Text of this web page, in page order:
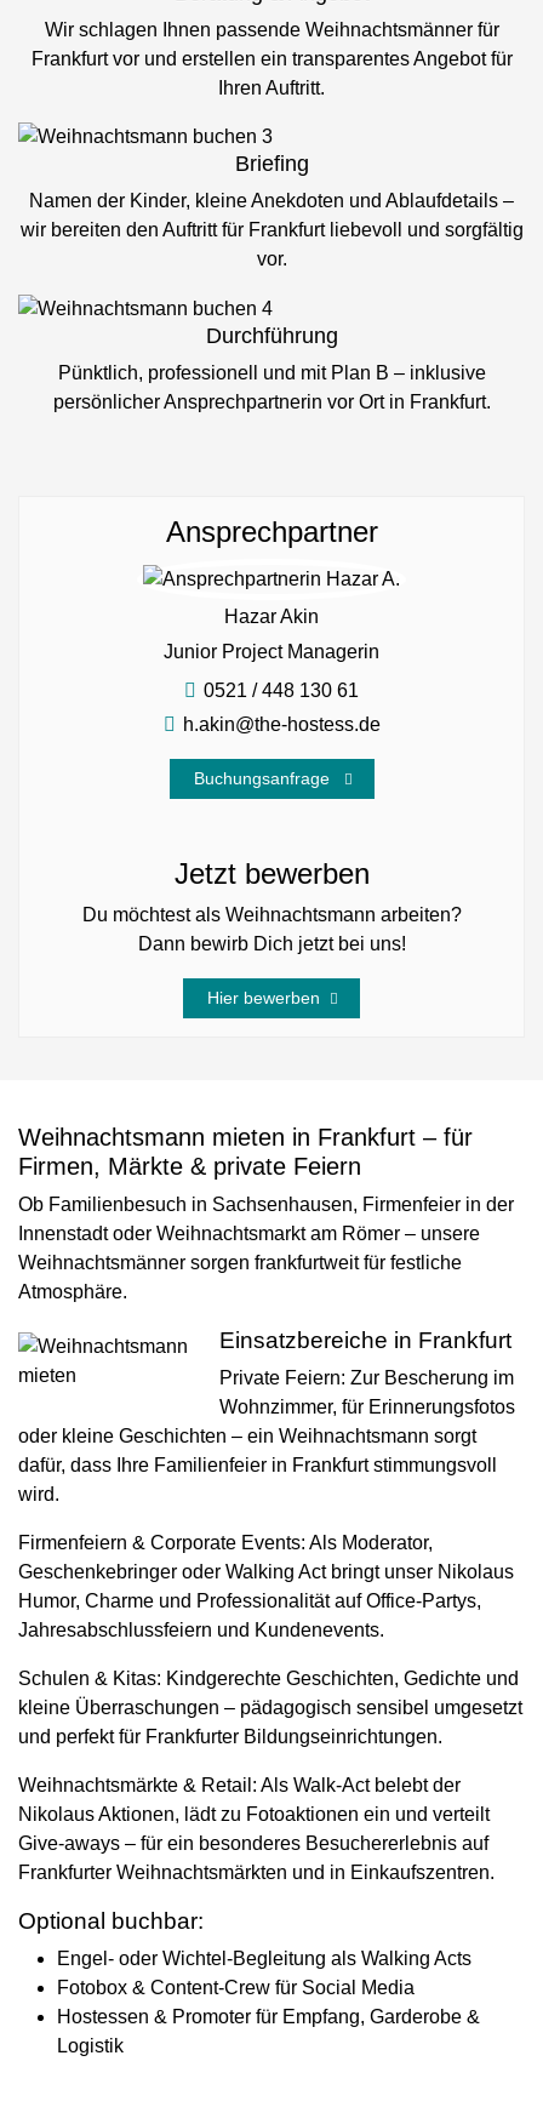
Wir schlagen Ihnen passende Weihnachtsmänner für
Frankfurt vor und erstellen ein transparentes Angebot für
Ihren Auftritt.
Briefing
Namen der Kinder, kleine Anekdoten und Ablaufdetails –
wir bereiten den Auftritt für Frankfurt liebevoll und sorgfältig
vor.
Durchführung
Pünktlich, professionell und mit Plan B – inklusive
persönlicher Ansprechpartnerin vor Ort in Frankfurt.
Ansprechpartner
Hazar Akin
Junior Project Managerin
0521 / 448 130 61
h.akin@the-hostess.de
Buchungsanfrage
Jetzt bewerben
Du möchtest als Weihnachtsmann arbeiten?
Dann bewirb Dich jetzt bei uns!
Hier bewerben
Weihnachtsmann mieten in Frankfurt – für
Firmen, Märkte & private Feiern
Ob Familienbesuch in Sachsenhausen, Firmenfeier in der
Innenstadt oder Weihnachtsmarkt am Römer – unsere
Weihnachtsmänner sorgen frankfurtweit für festliche
Atmosphäre.
Einsatzbereiche in Frankfurt
Private Feiern: Zur Bescherung im
Wohnzimmer, für Erinnerungsfotos
oder kleine Geschichten – ein Weihnachtsmann sorgt
dafür, dass Ihre Familienfeier in Frankfurt stimmungsvoll
wird.
Firmenfeiern & Corporate Events: Als Moderator,
Geschenkebringer oder Walking Act bringt unser Nikolaus
Humor, Charme und Professionalität auf Office-Partys,
Jahresabschlussfeiern und Kundenevents.
Schulen & Kitas: Kindgerechte Geschichten, Gedichte und
kleine Überraschungen – pädagogisch sensibel umgesetzt
und perfekt für Frankfurter Bildungseinrichtungen.
Weihnachtsmärkte & Retail: Als Walk-Act belebt der
Nikolaus Aktionen, lädt zu Fotoaktionen ein und verteilt
Give-aways – für ein besonderes Besuchererlebnis auf
Frankfurter Weihnachtsmärkten und in Einkaufszentren.
Optional buchbar:
Engel- oder Wichtel-Begleitung als Walking Acts
Fotobox & Content-Crew für Social Media
Hostessen & Promoter für Empfang, Garderobe &
Logistik